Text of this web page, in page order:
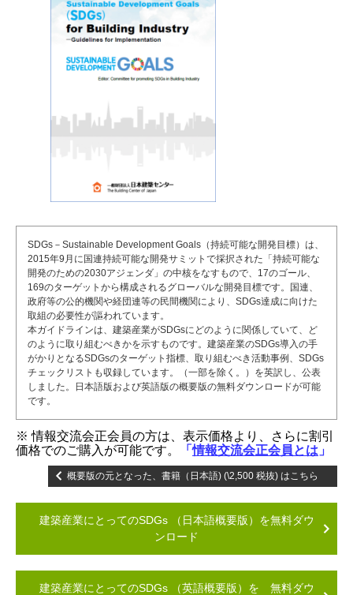
SDGs－Sustainable Development Goals（持続可能な開発目標）は、
2015年9月に国連持続可能な開発サミットで採択された「持続可能な
開発のための2030アジェンダ」の中核をなすもので、17のゴール、
169のターゲットから構成されるグローバルな開発目標です。国連、
政府等の公的機関や経団連等の民間機関により、SDGs達成に向けた
取組の必要性が謳われています。
本ガイドラインは、建築産業がSDGsにどのように関係していて、ど
のように取り組むべきかを示すものです。建築産業のSDGs導入の手
がかりとなるSDGsのターゲット指標、取り組むべき活動事例、SDGs
チェックリストも収録しています。（一部を除く。）を英訳し、公表
しました。日本語版および英語版の概要版の無料ダウンロードが可能
です。
※ 情報交流会正会員の方は、表示価格より、さらに割引
価格でのご購入が可能です。
「情報交流会正会員とは 」
概要版の元となった、書籍（日本語) (\2,500 税抜) はこちら
建築産業にとってのSDGs （日本語概要版）を無料ダウ
ンロード
建築産業にとってのSDGs （英語概要版）を 無料ダウ